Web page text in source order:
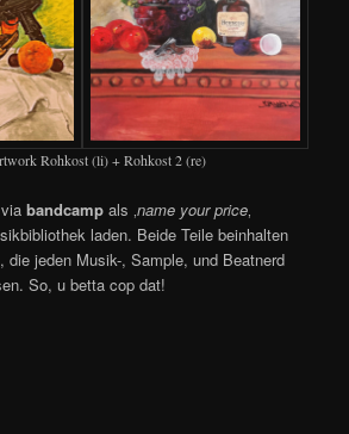
Rohkost (li) + Rohkost 2 (re)
viabandcamp als ‚name your price‚
laden. Beide Teile beinhalten
die jeden Musik-, Sample, und Beatnerd
So, u betta cop dat!